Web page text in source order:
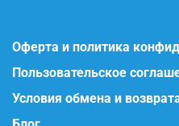
Оферта и политика
Пользовательское
Условия обмена и